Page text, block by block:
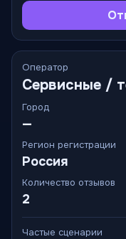
Оператор
Сервисные /
Город
—
Регион регистрации
Россия
Количество отзывов
2
Частые сценарии